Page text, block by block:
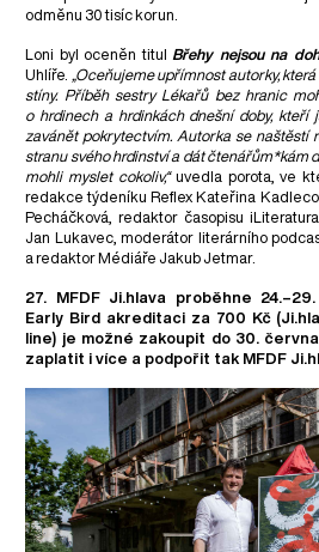
odměnu 30 tisíc korun.
Loni byl oceněn titul Břehy nejsou na
Uhlíře. „Oceňujeme upřímnost autorky,
stíny. Příběh sestry Lékařů bez hranic
o hrdinech a hrdinkách dnešní doby, kteří
zavánět pokrytectvím. Autorka se naštěstí
stranu svého hrdinství a dát čtenářům*kám
mohli myslet cokoliv,“uvedla porota, ve
redakce týdeníku Reflex Kateřina
Pecháčková, redaktor časopisu
Jan Lukavec, moderátor literárního
a redaktor Médiáře Jakub Jetmar.
27. MFDF Ji.hlava proběhne
Early Bird akreditaci za 700 Kč
line) je možné zakoupit do 30.
zaplatit i více a podpořit tak MFDF